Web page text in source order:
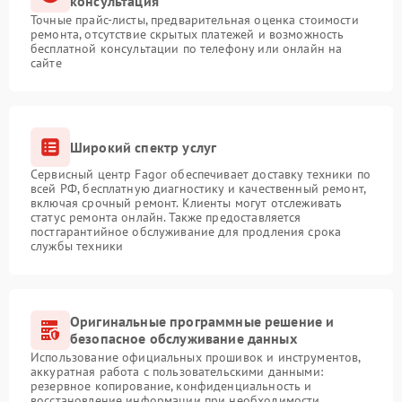
Точные прайс-листы, предварительная оценка стоимости
ремонта, отсутствие скрытых платежей и возможность
бесплатной консультации по телефону или онлайн на
сайте
Широкий спектр услуг
Сервисный центр Fagor обеспечивает доставку техники по
всей РФ, бесплатную диагностику и качественный ремонт,
включая срочный ремонт. Клиенты могут отслеживать
статус ремонта онлайн. Также предоставляется
постгарантийное обслуживание для продления срока
службы техники
Оригинальные программные решение и
безопасное обслуживание данных
Использование официальных прошивок и инструментов,
аккуратная работа с пользовательскими данными:
резервное копирование, конфиденциальность и